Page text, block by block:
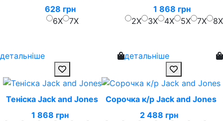
628 грн
6X
7X
детальніше
1 868 грн
2X
3X 4X 5X 7X 8X
детальніше
Теніска Jack and Jones
1 868 грн
Сорочка к/р Jack and Jones
2 488 грн